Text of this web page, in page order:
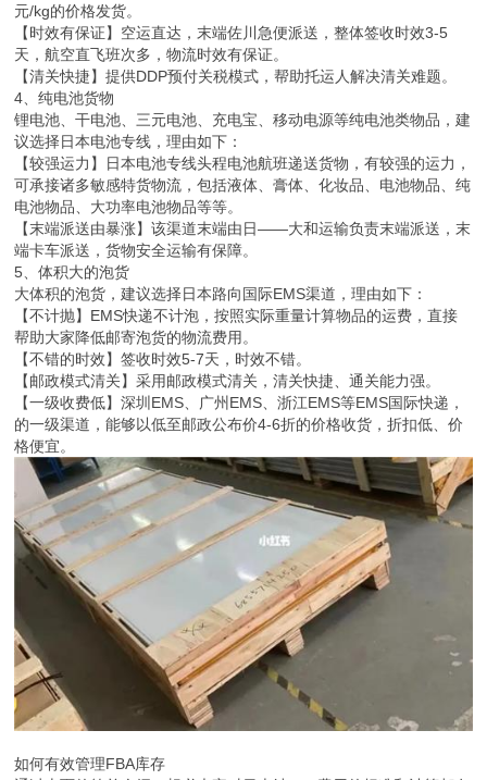
元/kg的价格发货。
【时效有保证】空运直达，末端佐川急便派送，整体签收时效3-5
天，航空直飞班次多，物流时效有保证。
【清关快捷】提供DDP预付关税模式，帮助托运人解决清关难题。
4、纯电池货物
锂电池、干电池、三元电池、充电宝、移动电源等纯电池类物品，建
议选择日本电池专线，理由如下：
【较强运力】日本电池专线头程电池航班递送货物，有较强的运力，
可承接诸多敏感特货物流，包括液体、膏体、化妆品、电池物品、纯
电池物品、大功率电池物品等等。
【末端派送由暴涨】该渠道末端由日——大和运输负责末端派送，末
端卡车派送，货物安全运输有保障。
5、体积大的泡货
大体积的泡货，建议选择日本路向国际EMS渠道，理由如下：
【不计抛】EMS快递不计泡，按照实际重量计算物品的运费，直接
帮助大家降低邮寄泡货的物流费用。
【不错的时效】签收时效5-7天，时效不错。
【邮政模式清关】采用邮政模式清关，清关快捷、通关能力强。
【一级收费低】深圳EMS、广州EMS、浙江EMS等EMS国际快递，
的一级渠道，能够以低至邮政公布价4-6折的价格收货，折扣低、价
格便宜。
如何有效管理FBA库存